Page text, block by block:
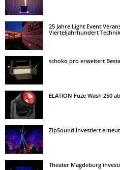
25 Jahre Light Event
Vierteljahrhundert
schoko pro erweitert
ELATION Fuze Wash 250
ZipSound investiert
Theater Magdeburg